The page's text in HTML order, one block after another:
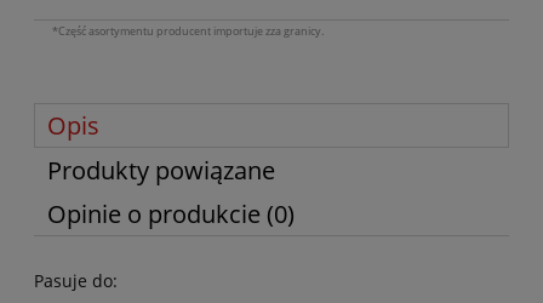
*Część asortymentu producent importuje zza granicy.
Opis
Produkty powiązane
Opinie o produkcie (0)
Pasuje do: